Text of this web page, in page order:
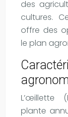
des
cultures.
offre des
le plan
L’œillette
plante